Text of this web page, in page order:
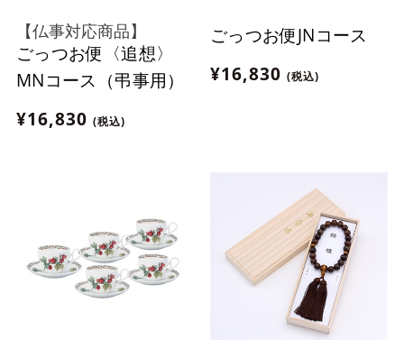
【仏事対応商品】
ごっつお便〈追想〉
MNコース（弔事用）
¥16,830 (税込)
ごっつお便JNコース
¥16,830 (税込)